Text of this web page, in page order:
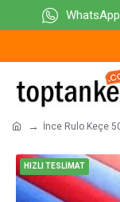
İnce Rulo Keçe
HIZLI TESLİMAT